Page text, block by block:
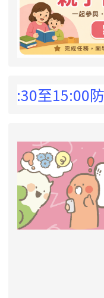
15:00防空演